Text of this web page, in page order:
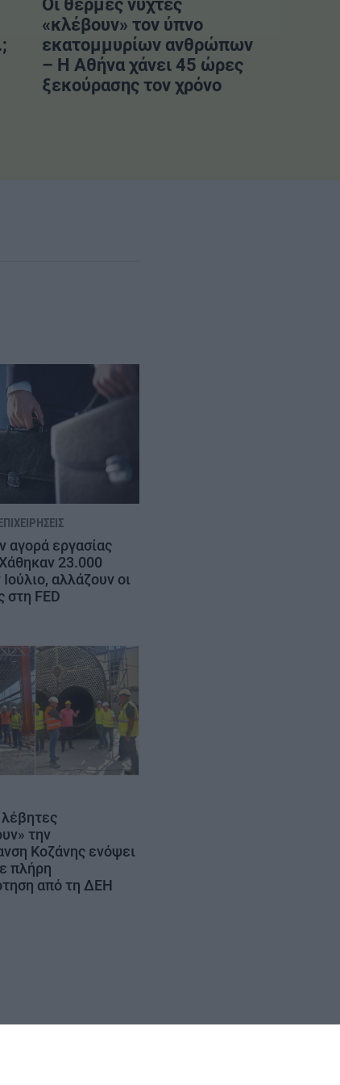
Οι θερμές νύχτες
«κλέβουν» τον ύπνο
εκατομμυρίων ανθρώπων
– Η Αθήνα χάνει 45 ώρες
ξεκούρασης τον χρόνο
αγορά εργασίας
23.000
αλλάζουν οι
στη FED
λέβητες
την
Κοζάνης ενόψει
πλήρη
από τη ΔΕΗ